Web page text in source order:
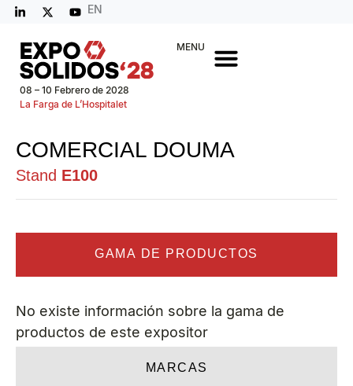
EN
08 – 10 Febrero de 2028
La Farga de L’Hospitalet
MENU
COMERCIAL DOUMA
Stand E100
GAMA DE PRODUCTOS
MARCAS
No existe información sobre la gama de
productos de este expositor